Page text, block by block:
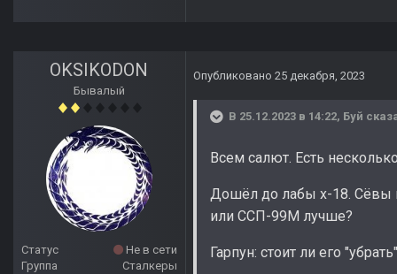
OKSIKODON
Бывалый
Статус
Не в сети
Группа
Сталкеры
Опубликовано 25 декабря, 2023
В 25.12.2023 в 14:22, Буй
Всем салют. Есть
Дошёл до лабы х-18. Сёвы
или ССП-99М лучше?
Гарпун: стоит ли его